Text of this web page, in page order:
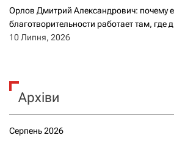
Орлов Дмитрий Александрович: почему
благотворительности работает там, где
10 Липня, 2026
Архіви
Серпень 2026